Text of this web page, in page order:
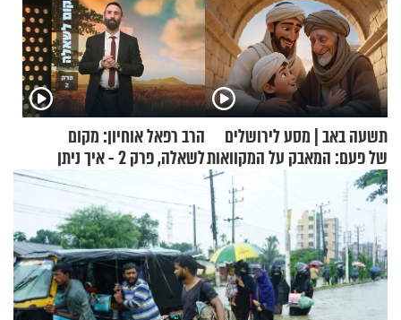
תשעה באב | מסע לירושלים
של פעם: המאבק על המקוואות
הרב רפאל אוחיון: מקום
לשאלה, פרק 2 - איך ניתן
להוכיח שהתורה משמיים?